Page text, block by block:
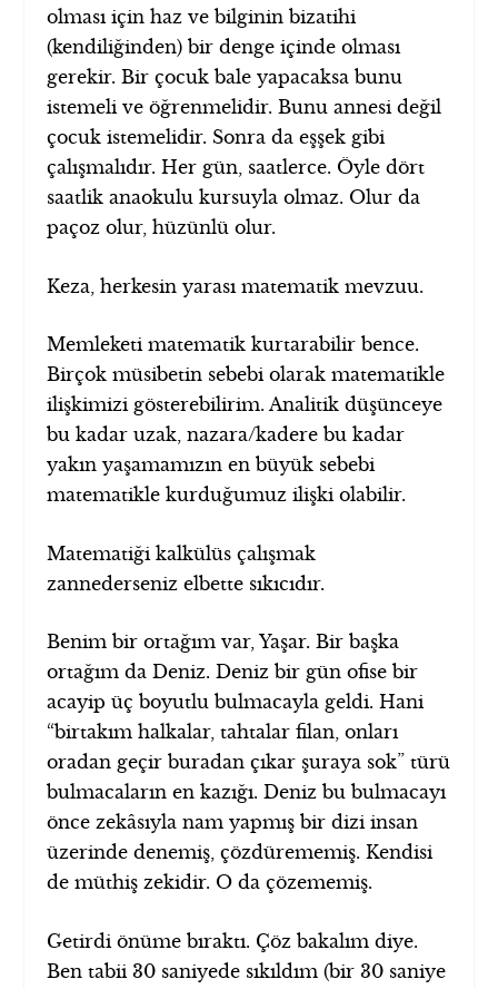
olması için haz ve bilginin bizatihi
(kendiliğinden) bir denge içinde olması
gerekir. Bir çocuk bale yapacaksa bunu
istemeli ve öğrenmelidir. Bunu annesi değil
çocuk istemelidir. Sonra da eşşek gibi
çalışmalıdır. Her gün, saatlerce. Öyle dört
saatlik anaokulu kursuyla olmaz. Olur da
paçoz olur, hüzünlü olur.
Keza, herkesin yarası matematik mevzuu.
Memleketi matematik kurtarabilir bence.
Birçok müsibetin sebebi olarak matematikle
ilişkimizi gösterebilirim. Analitik düşünceye
bu kadar uzak, nazara/kadere bu kadar
yakın yaşamamızın en büyük sebebi
matematikle kurduğumuz ilişki olabilir.
Matematiği kalkülüs çalışmak
zannederseniz elbette sıkıcıdır.
Benim bir ortağım var, Yaşar. Bir başka
ortağım da Deniz. Deniz bir gün ofise bir
acayip üç boyutlu bulmacayla geldi. Hani
“birtakım halkalar, tahtalar filan, onları
oradan geçir buradan çıkar şuraya sok” türü
bulmacaların en kazığı. Deniz bu bulmacayı
önce zekâsıyla nam yapmış bir dizi insan
üzerinde denemiş, çözdürememiş. Kendisi
de müthiş zekidir. O da çözememiş.
Getirdi önüme bıraktı. Çöz bakalım diye.
Ben tabii 30 saniyede sıkıldım (bir 30 saniye